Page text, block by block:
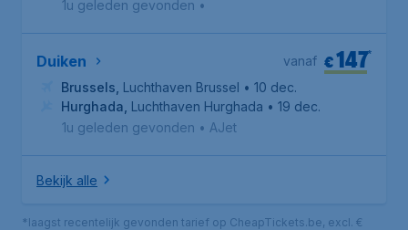
1u geleden gevonden •
Duiken €147*
vanaf
Brussels Luchthaven Brussel • 10 dec.
Hurghada Luchthaven Hurghada • 19 dec.
1u geleden gevonden • AJet
Bekijk alle
*laagst recentelijk gevonden tarief op CheapTickets.be, excl. €